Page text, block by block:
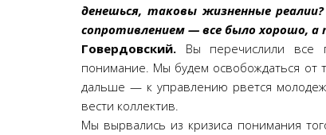
денешься, таковы жизненные
сопротивлением — все было хорошо,
Говердовский. Вы перечислили все
понимание. Мы будем освобождаться от
дальше — к управлению рвется
вести коллектив.
Мы вырвались из кризиса понимания